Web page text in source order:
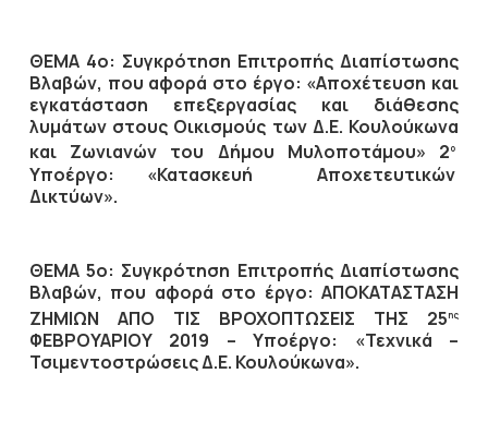
ΘΕΜΑ 4ο: Συγκρότηση Επιτροπής Διαπίστωσης
Βλαβών, που αφορά στο έργο: «Αποχέτευση και
εγκατάσταση επεξεργασίας και διάθεσης
λυμάτων στους Οικισμούς των Δ.Ε. Κουλούκωνα
και Ζωνιανών του Δήμου Μυλοποτάμου»
2ο
Υποέργο: «Κατασκευή Αποχετευτικών
Δικτύων».
ΘΕΜΑ 5ο: Συγκρότηση Επιτροπής Διαπίστωσης
Βλαβών, που αφορά στο έργο: ΑΠΟΚΑΤΑΣΤΑΣΗ
ΖΗΜΙΩΝ ΑΠΟ ΤΙΣ ΒΡΟΧΟΠΤΩΣΕΙΣ ΤΗΣ 25ης
ΦΕΒΡΟΥΑΡΙΟΥ 2019 – Υποέργο: «Τεχνικά –
Τσιμεντοστρώσεις Δ.Ε. Κουλούκωνα».